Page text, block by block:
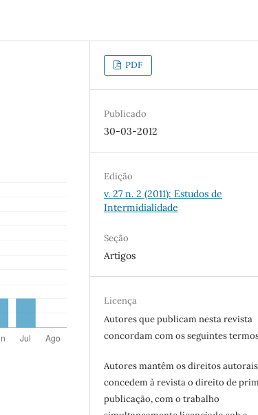
PDF
Publicado
30-03-2012
Edição
v. 27 n. 2 (2011): Estudos de
Intermidialidade
Seção
Artigos
Licença
Autores que publicam nesta revista
concordam com os seguintes
Autores mantêm os direitos
concedem à revista o direito de
publicação, com o trabalho